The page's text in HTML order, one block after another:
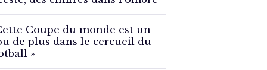
Coupe du monde est un
de plus dans le cercueil du
»